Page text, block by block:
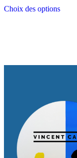
Choix des options